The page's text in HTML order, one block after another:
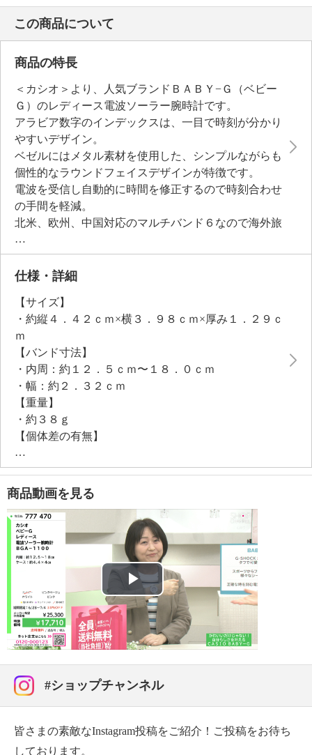
この商品について
商品の特長
＜カシオ＞より、人気ブランドＢＡＢＹ−Ｇ（ベビー
Ｇ）のレディース電波ソーラー腕時計です。
アラビア数字のインデックスは、一目で時刻が分かり
やすいデザイン。
ベゼルにはメタル素材を使用した、シンプルながらも
個性的なラウンドフェイスデザインが特徴です。
電波を受信し自動的に時間を修正するので時刻合わせ
の手間を軽減。
北米、欧州、中国対応のマルチバンド６なので海外旅
行でも大活躍。
タフソーラーを搭載し、太陽光だけでなく、室内の蛍
光灯の光で充電でき、電池交換の煩わしさを軽減しま
耐衝撃構造のため、衝撃に強く日常生活やスポーツで
も使用可能。
＜カシオ＞
独自の構造で落としても壊れにくい時計です。
仕様・詳細
【サイズ】
・約縦４．４２ｃｍ×横３．９８ｃｍ×厚み１．２９ｃ
ｍ
【バンド寸法】
・内周：約１２．５ｃｍ〜１８．０ｃｍ
・幅：約２．３２ｃｍ
【重量】
・約３８ｇ
【個体差の有無】
・なし
【防水性能】
・日常生活用強化防水（１０気圧防水）
【バンド素材・メッキ種類】
・素材：樹脂
【駆動方式】
・電波ソーラー
【保証（有無）、保証期間】
・あり：メーカー保証書（１年）
【保証書以外の同梱物】
・取扱説明書（兼保証書）
【型番】
・ＢＧＡ−１１００−２ＢＪＦ［ネイビー］
・ＢＧＡ−１１００ＧＲ−７ＢＪＦ［ホワイト］
・ムーブメント組立地：タイ
商品動画を見る
Play
Video
#ショップチャンネル
皆さまの素敵なInstagram投稿をご紹介！ご投稿をお待ち
しております。